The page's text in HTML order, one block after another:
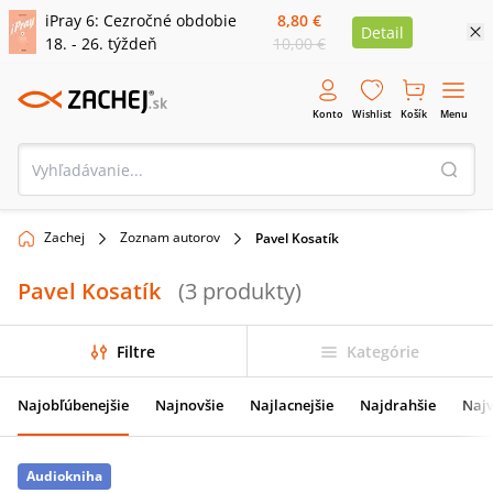
iPray 6: Cezročné obdobie
18. - 26. týždeň
8,80 €
10,00 €
Detail
Konto Wishlist Košík Menu
Zachej Zoznam autorov Pavel Kosatík
Pavel Kosatík (3 produkty)
Filtre Kategórie
Najobľúbenejšie Najnovšie Najlacnejšie Najdrahšie
Audiokniha